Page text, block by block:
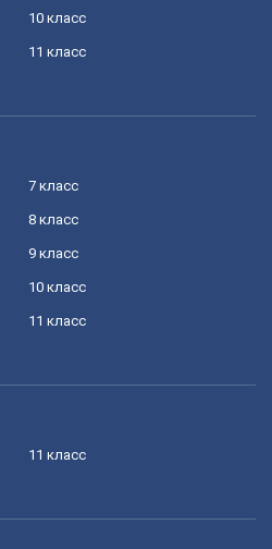
10 класс
11 класс
7 класс
8 класс
9 класс
10 класс
11 класс
11 класс